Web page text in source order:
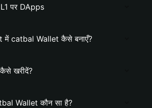
पर DApps
में catbal Wallet कैसे बनाएँ?
खरीदें?
Wallet कौन सा है?